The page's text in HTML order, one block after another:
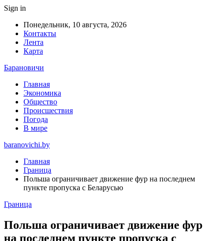
Sign in
Понедельник, 10 августа, 2026
Контакты
Лента
Карта
Барановичи
Главная
Экономика
Общество
Происшествия
Погода
В мире
baranovichi.by
Главная
Граница
Польша ограничивает движение фур на последнем
пункте пропуска с Беларусью
Граница
Польша ограничивает движение фур
на последнем пункте пропуска с